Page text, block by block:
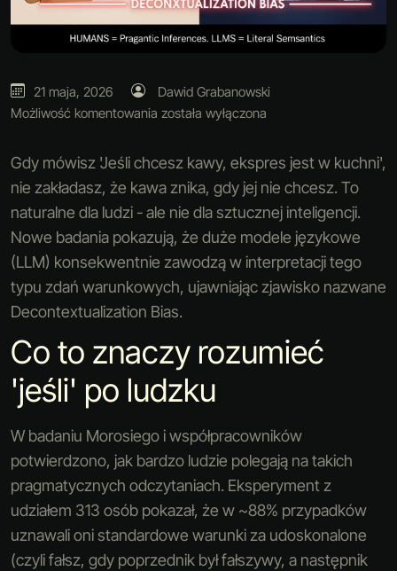
21 maja, 2026
Dawid Grabanowski
Możliwość komentowania została wyłączona
Gdy mówisz 'Jeśli chcesz kawy, ekspres jest w kuchni',
nie zakładasz, że kawa znika, gdy jej nie chcesz. To
naturalne dla ludzi - ale nie dla sztucznej inteligencji.
Nowe badania pokazują, że duże modele językowe
(LLM) konsekwentnie zawodzą w interpretacji tego
typu zdań warunkowych, ujawniając zjawisko nazwane
Decontextualization Bias.
Co to znaczy rozumieć
'jeśli' po ludzku
W badaniu Morosiego i współpracowników
potwierdzono, jak bardzo ludzie polegają na takich
pragmatycznych odczytaniach. Eksperyment z
udziałem 313 osób pokazał, że w ~88% przypadków
uznawali oni standardowe warunki za udoskonalone
(czyli fałsz, gdy poprzednik był fałszywy, a następnik